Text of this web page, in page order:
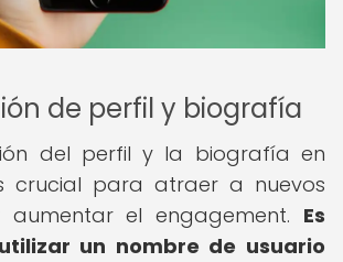
de perfil y biografía
del perfil y la biografía en
crucial para atraer a nuevos
aumentar el engagement. Es
un nombre de usuario